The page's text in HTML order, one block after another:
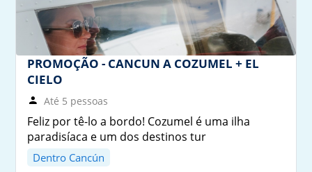
PROMOÇÃO - CANCUN A COZUMEL + EL
CIELO
Até 5 pessoas
Feliz por tê-lo a bordo! Cozumel é uma ilha
paradisíaca e um dos destinos tur
Dentro Cancún